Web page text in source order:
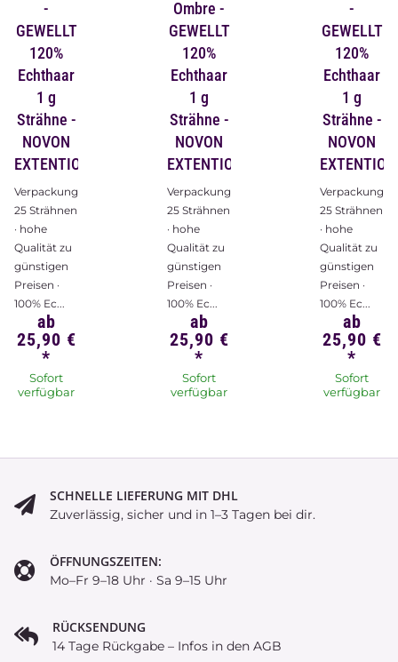
-
GEWELLT
120%
Echthaar
1 g
Strähne -
NOVON
EXTENTIONS
Verpackungsinhalt:
25 Strähnen
· hohe
Qualität zu
günstigen
Preisen ·
100% Ec...
ab
25,90 €
*
Sofort
verfügbar
Ombre -
GEWELLT
120%
Echthaar
1 g
Strähne -
NOVON
EXTENTIONS
Verpackungsinhalt:
25 Strähnen
· hohe
Qualität zu
günstigen
Preisen ·
100% Ec...
ab
25,90 €
*
Sofort
verfügbar
-
GEWELLT
120%
Echthaar
1 g
Strähne -
NOVON
25 Strähnen
· hohe
Qualität zu
günstigen
Preisen ·
100% Ec...
ab
25,90 €
*
Sofort
verfügbar
SCHNELLE LIEFERUNG MIT DHL
Zuverlässig, sicher und in 1–3 Tagen bei dir.
ÖFFNUNGSZEITEN:
Mo–Fr 9–18 Uhr · Sa 9–15 Uhr
RÜCKSENDUNG
14 Tage Rückgabe – Infos in den AGB